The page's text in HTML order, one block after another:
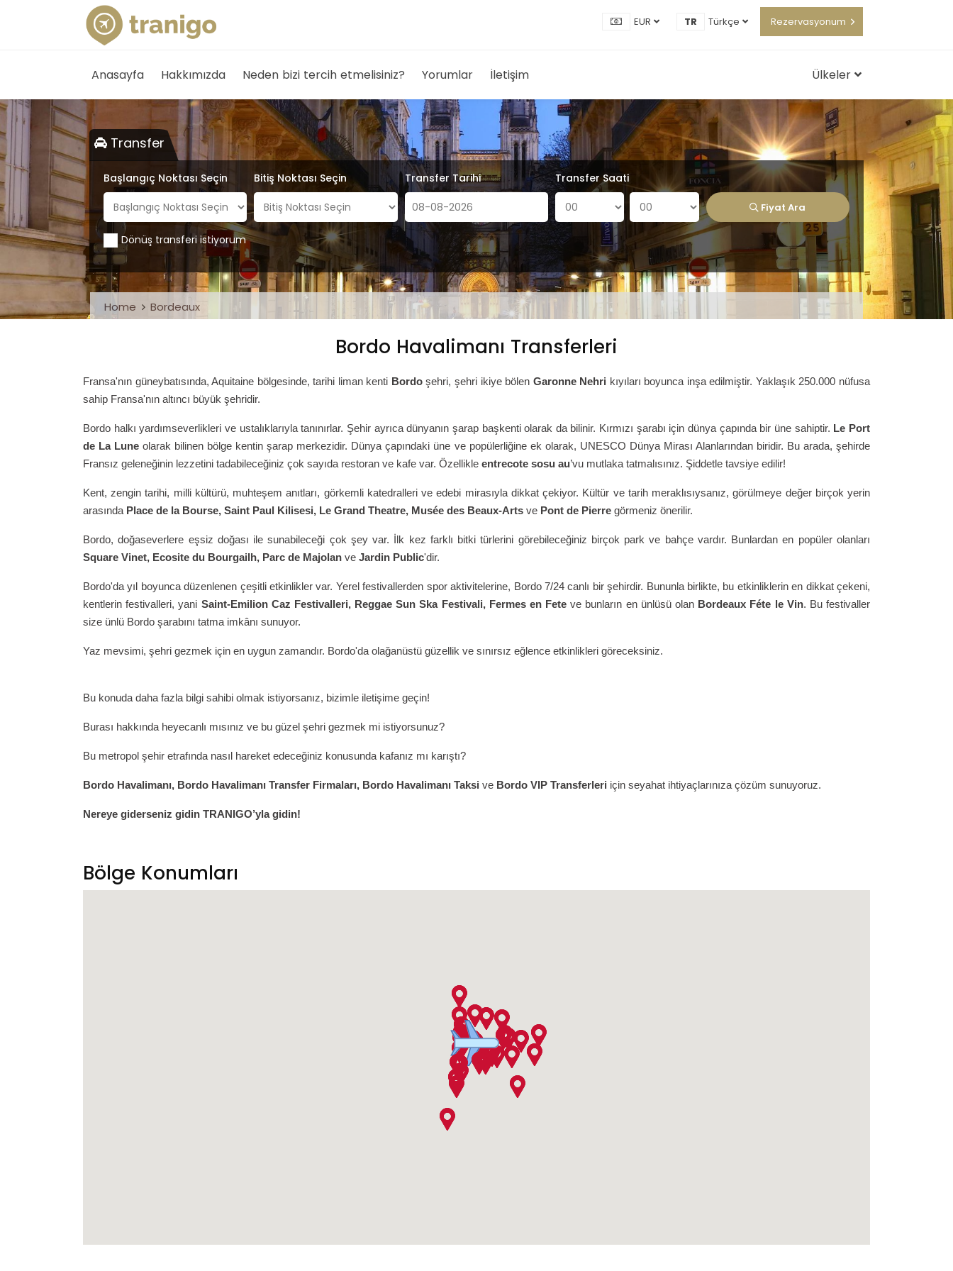
EUR TR Türkçe Rezervasyonum
Anasayfa Hakkımızda Neden bizi tercih etmelisiniz? Yorumlar İletişim Ülkeler
Transfer
Başlangıç Noktası Seçin Bitiş Noktası Seçin Transfer Tarihi Transfer Saati
Fiyat Ara
Dönüş transferi istiyorum
Home Bordeaux
Bordo Havalimanı Transferleri
Fransa'nın güneybatısında, Aquitaine bölgesinde, tarihi liman kenti Bordoşehri, şehri ikiye bölen Garonne Nehri kıyıları boyunca inşa edilmiştir. Yaklaşık 250.000 nüfusa
sahip Fransa'nın altıncı büyük şehridir.
Bordo halkı yardımseverlikleri ve ustalıklarıyla tanınırlar. Şehir ayrıca dünyanın şarap başkenti olarak da bilinir. Kırmızı şarabı için dünya çapında bir üne sahiptir. Le Port
de La Lune olarak bilinen bölge kentin şarap merkezidir. Dünya çapındaki üne ve popülerliğine ek olarak, UNESCO Dünya Mirası Alanlarından biridir. Bu arada, şehirde
Fransız geleneğinin lezzetini tadabileceğiniz çok sayıda restoran ve kafe var. Özellikle entrecote sosu au’vu mutlaka tatmalısınız. Şiddetle tavsiye edilir!
Kent, zengin tarihi, milli kültürü, muhteşem anıtları, görkemli katedralleri ve edebi mirasıyla dikkat çekiyor. Kültür ve tarih meraklısıysanız, görülmeye değer birçok yerin
arasında Place de la Bourse, Saint Paul Kilisesi, Le Grand Theatre, Musée des Beaux-Arts ve Pont de Pierre görmeniz önerilir.
Bordo, doğaseverlere eşsiz doğası ile sunabileceği çok şey var. İlk kez farklı bitki türlerini görebileceğiniz birçok park ve bahçe vardır. Bunlardan en popüler olanları
Square Vinet, Ecosite du Bourgailh, Parc de Majolan ve Jardin Public'dir.
Bordo'da yıl boyunca düzenlenen çeşitli etkinlikler var. Yerel festivallerden spor aktivitelerine, Bordo 7/24 canlı bir şehirdir. Bununla birlikte, bu etkinliklerin en dikkat çekeni,
kentlerin festivalleri, yani Saint-Emilion Caz Festivalleri, Reggae Sun Ska Festivali, Fermes en Feteve bunların en ünlüsü olanBordeaux Féte le Vin. Bu festivaller
size ünlü Bordo şarabını tatma imkânı sunuyor.
Yaz mevsimi, şehri gezmek için en uygun zamandır. Bordo'da olağanüstü güzellik ve sınırsız eğlence etkinlikleri göreceksiniz.
Bu konuda daha fazla bilgi sahibi olmak istiyorsanız, bizimle iletişime geçin!
Burası hakkında heyecanlı mısınız ve bu güzel şehri gezmek mi istiyorsunuz?
Bu metropol şehir etrafında nasıl hareket edeceğiniz konusunda kafanız mı karıştı?
Bordo Havalimanı, Bordo Havalimanı Transfer Firmaları, Bordo Havalimanı Taksi ve Bordo VIP Transferleri için seyahat ihtiyaçlarınıza çözüm sunuyoruz.
Nereye giderseniz gidin TRANIGO’yla gidin!
Bölge Konumları